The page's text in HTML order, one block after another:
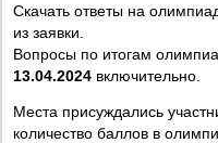
Скачать ответы на
из заявки.
Вопросы по итогам
13.04.2024 включительно.
Места присуждались
количество баллов в